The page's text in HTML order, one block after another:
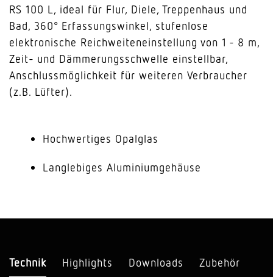
RS 100 L, ideal für Flur, Diele, Treppenhaus und
Bad, 360° Erfassungswinkel, stufenlose
elektronische Reichweiteneinstellung von 1 - 8 m,
Zeit- und Dämmerungsschwelle einstellbar,
Anschlussmöglichkeit für weiteren Verbraucher
(z.B. Lüfter).
Hochwertiges Opalglas
Langlebiges Aluminiumgehäuse
Technik Highlights Downloads Zubehör